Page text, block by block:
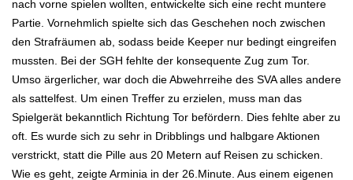
nach vorne spielen wollten, entwickelte sich eine recht muntere
Partie. Vornehmlich spielte sich das Geschehen noch zwischen
den Strafräumen ab, sodass beide Keeper nur bedingt eingreifen
mussten. Bei der SGH fehlte der konsequente Zug zum Tor.
Umso ärgerlicher, war doch die Abwehrreihe des SVA alles andere
als sattelfest. Um einen Treffer zu erzielen, muss man das
Spielgerät bekanntlich Richtung Tor befördern. Dies fehlte aber zu
oft. Es wurde sich zu sehr in Dribblings und halbgare Aktionen
verstrickt, statt die Pille aus 20 Metern auf Reisen zu schicken.
Wie es geht, zeigte Arminia in der 26.Minute. Aus einem eigenen